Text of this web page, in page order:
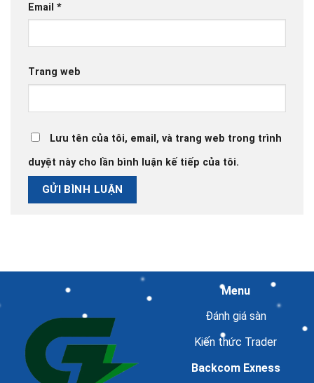
Email *
Trang web
Lưu tên của tôi, email, và trang web trong trình
duyệt này cho lần bình luận kế tiếp của tôi.
Menu
Đánh giá sàn
Kiến thức Trader
Backcom Exness